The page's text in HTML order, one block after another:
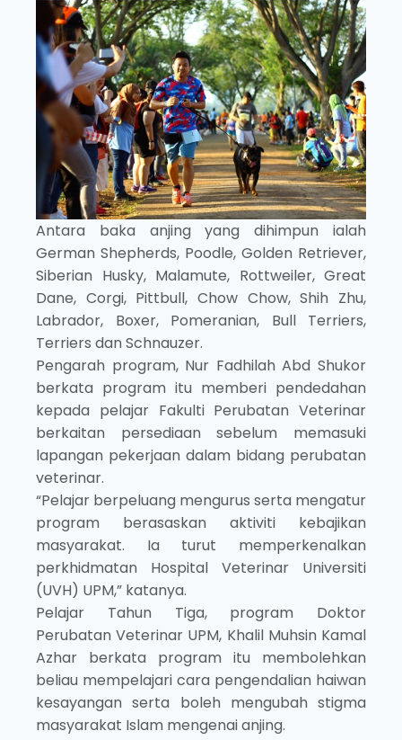
Antara baka anjing yang dihimpun ialah
German Shepherds, Poodle, Golden Retriever,
Siberian Husky, Malamute, Rottweiler, Great
Dane, Corgi, Pittbull, Chow Chow, Shih Zhu,
Labrador, Boxer, Pomeranian, Bull Terriers,
Terriers dan Schnauzer.
Pengarah program, Nur Fadhilah Abd Shukor
berkata program itu memberi pendedahan
kepada pelajar Fakulti Perubatan Veterinar
berkaitan persediaan sebelum memasuki
lapangan pekerjaan dalam bidang perubatan
veterinar.
“Pelajar berpeluang mengurus serta mengatur
program berasaskan aktiviti kebajikan
masyarakat. Ia turut memperkenalkan
perkhidmatan Hospital Veterinar Universiti
(UVH) UPM,” katanya.
Pelajar Tahun Tiga, program Doktor
Perubatan Veterinar UPM, Khalil Muhsin Kamal
Azhar berkata program itu membolehkan
beliau mempelajari cara pengendalian haiwan
kesayangan serta boleh mengubah stigma
masyarakat Islam mengenai anjing.